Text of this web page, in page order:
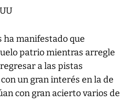
ha manifestado que
patrio mientras arregle
a las pistas
un gran interés en la de
con gran acierto varios de